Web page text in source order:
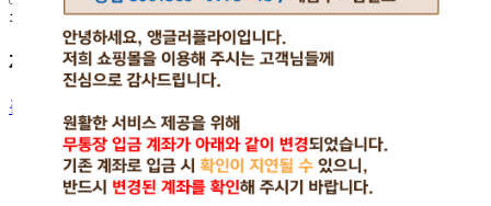
쇼핑몰
제품카테고리
플라이 로드
싱글핸드
스위치
더블핸드